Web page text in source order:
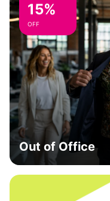
15%
OFF
Out of Office